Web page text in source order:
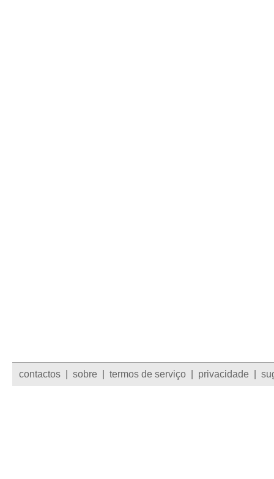
contactos sobre termos de serviço privacidade